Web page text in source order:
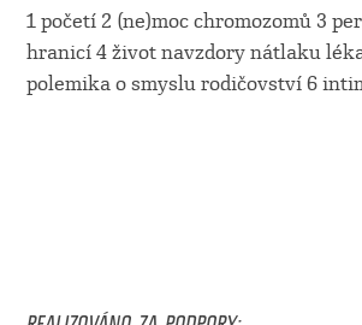
1 početí 2 (ne)moc chromozomů 3
hranicí 4 život navzdory nátlaku
polemika o smyslu rodičovství 6